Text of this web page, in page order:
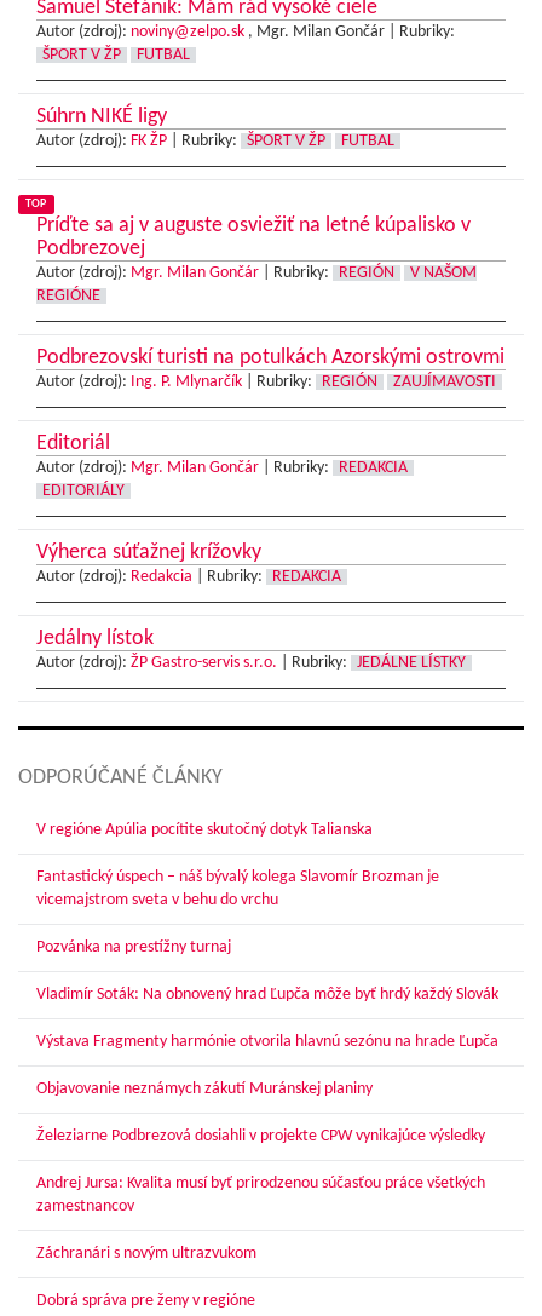
Samuel Štefánik: Mám rád vysoké ciele
Autor (zdroj): noviny@zelpo.sk , Mgr. Milan Gončár |
Rubriky:
ŠPORT V ŽP
FUTBAL
Súhrn NIKÉ ligy
Autor (zdroj): FK ŽP Rubriky: ŠPORT V ŽP FUTBAL
TOP
Príďte sa aj v auguste osviežiť na letné kúpalisko v
Podbrezovej
Autor (zdroj): Mgr. Milan Gončár Rubriky: REGIÓN
V NAŠOM
REGIÓNE
Podbrezovskí turisti na potulkách Azorskými ostrovmi
Autor (zdroj): Ing. P. Mlynarčík Rubriky: REGIÓN ZAUJÍMAVOSTI
Editoriál
Autor (zdroj): Mgr. Milan Gončár Rubriky:
REDAKCIA
EDITORIÁLY
Výherca súťažnej krížovky
Autor (zdroj): Redakcia Rubriky: REDAKCIA
Jedálny lístok
Autor (zdroj): ŽP Gastro-servis s.r.o. Rubriky: JEDÁLNE LÍSTKY
ODPORÚČANÉ ČLÁNKY
V regióne Apúlia pocítite skutočný dotyk Talianska
Fantastický úspech – náš bývalý kolega Slavomír Brozman je
vicemajstrom sveta v behu do vrchu
Pozvánka na prestížny turnaj
Vladimír Soták: Na obnovený hrad Ľupča môže byť hrdý každý Slovák
Výstava Fragmenty harmónie otvorila hlavnú sezónu na hrade Ľupča
Objavovanie neznámych zákutí Muránskej planiny
Železiarne Podbrezová dosiahli v projekte CPW vynikajúce výsledky
Andrej Jursa: Kvalita musí byť prirodzenou súčasťou práce všetkých
zamestnancov
Záchranári s novým ultrazvukom
Dobrá správa pre ženy v regióne